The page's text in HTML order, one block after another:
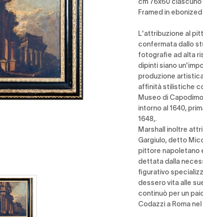
Framed in
L'attribuzione al
confermata dallo
fotografie ad alta
dipinti siano
produzione
affinità stilistiche
Museo di
intorno al 1640,
1648,.
Marshall inoltre
Gargiulo, detto
pittore napoletano
dettata dalla
figurativo
dessero vita alle
continuò per un
Codazzi a Roma nel